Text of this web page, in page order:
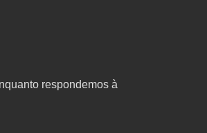
respondemos à